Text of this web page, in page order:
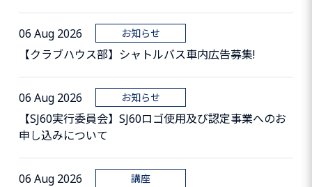
06 Aug 2026 お知らせ
【クラブハウス部】シャトルバス車内広告募集!
06 Aug 2026 お知らせ
【SJ60実行委員会】SJ60ロゴ使用及び認定事業へのお
申し込みについて
06 Aug 2026 講座